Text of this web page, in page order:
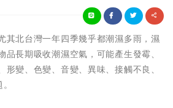
其北台灣一年四季幾乎都潮濕多雨，濕
長期吸收潮濕空氣，可能產生發霉、
變、色變、音變、異味、接觸不良、